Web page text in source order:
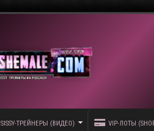
SISSY-ТРЕЙНЕРЫ (ВИДЕО) VIP-ЛОТЫ